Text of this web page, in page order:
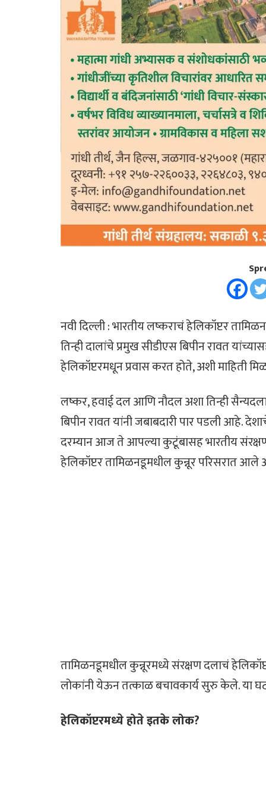
नवी दिल्ली : भारतीय लष्कराचं हेलिकॉप्टर
तिन्ही दालांचे प्रमुख सीडीएस बिपीन रावत
हेलिकॉप्टरमधून प्रवास करत होते, अशी माहिती
लष्कर, हवाई दल आणि नौदल अशा तिन्ही
बिपीन रावत यांनी जबाबदारी पार पडली आहे.
दरम्यान आज ते आपल्या कुटूंबासह भारतीय संरक्षण
हेलिकॉप्टर तामिळनडूमधील कुन्नूर परिसरात
तामिळनडूमधील कुन्नूरमध्ये संरक्षण दलाचं
लोकांनी येऊन तत्काळ बचावकार्य सुरु केले. या
हेलिकॉप्टरमध्ये होते इतके लोक?